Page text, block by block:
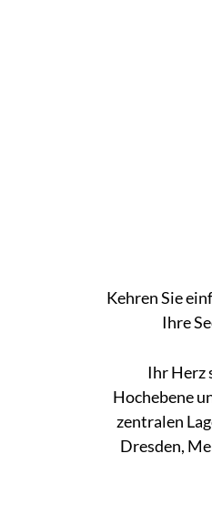
Kehren Sie
Ihre
Ihr Herz
Hochebene
zentralen
Dresden,